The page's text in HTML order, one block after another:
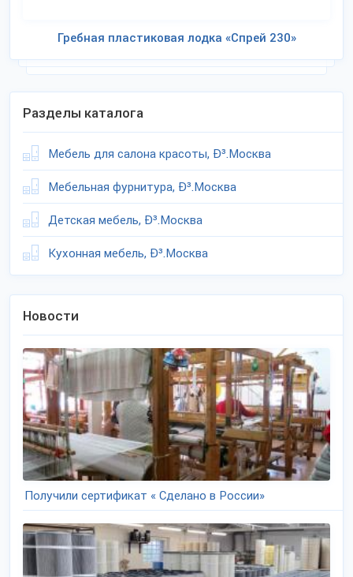
Гребная пластиковая лодка «Спрей 230»
Разделы каталога
Мебель для салона красоты, Ð³.Москва
Мебельная фурнитура, Ð³.Москва
Детская мебель, Ð³.Москва
Кухонная мебель, Ð³.Москва
Новости
Получили сертификат « Сделано в России»